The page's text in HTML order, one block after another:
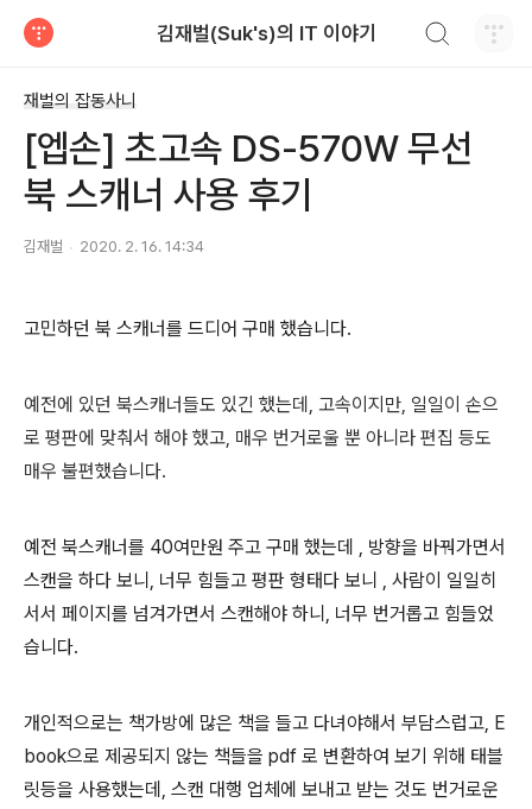
김재벌(Suk's)의 IT 이야기
재벌의 잡동사니
[엡손] 초고속 DS-570W 무선
북 스캐너 사용 후기
김재벌 2020. 2. 16. 14:34
고민하던 북 스캐너를 드디어 구매 했습니다.
예전에 있던 북스캐너들도 있긴 했는데, 고속이지만, 일일이 손으
로 평판에 맞춰서 해야 했고, 매우 번거로울 뿐 아니라 편집 등도
매우 불편했습니다.
예전 북스캐너를 40여만원 주고 구매 했는데 , 방향을 바꿔가면서
스캔을 하다 보니, 너무 힘들고 평판 형태다 보니 , 사람이 일일히
서서 페이지를 넘겨가면서 스캔해야 하니, 너무 번거롭고 힘들었
습니다.
개인적으로는 책가방에 많은 책을 들고 다녀야해서 부담스럽고, E
book으로 제공되지 않는 책들을 pdf 로 변환하여 보기 위해 태블
릿등을 사용했는데, 스캔 대행 업체에 보내고 받는 것도 번거로운